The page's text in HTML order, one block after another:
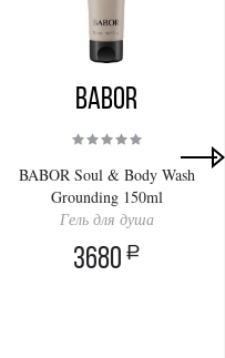
BABOR
BABOR Soul & Body Wash
Grounding 150ml
Гель для душа
3680 a